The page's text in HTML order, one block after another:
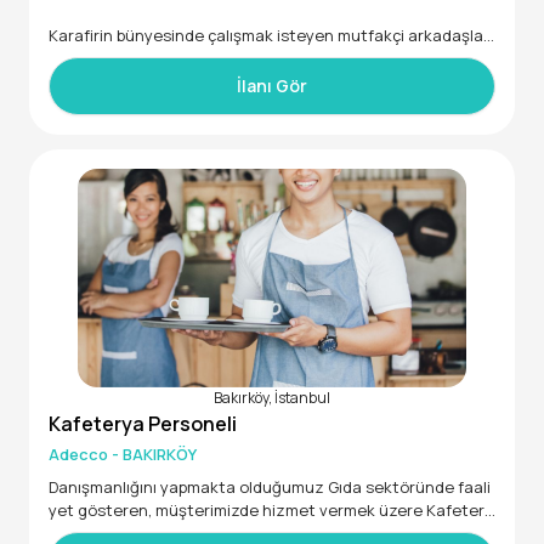
Karafirin bünyesinde çalışmak isteyen mutfakçi arkadaşlar
a ihtiyaç duymaktayız.
Mutfak tarafını bilen menemen omlet tost yumurta çeşitler
i gibi kahvaltı usulu tecrubesi olan yemek üzeri tecrubesi ol
Ayrıca sabah açma poğaça simit tarzı ürün pişirme işini bile
n personel ihtiyacımızda bulunmaktadır.
Genel şartlar telefonda ve yüz yüze aktarılacaktır.
Tecrübe 1 yıl ve üzeri
İlanı Gör
Bakırköy, İstanbul
Kafeterya Personeli
Adecco - BAKIRKÖY
Danışmanlığını yapmakta olduğumuz Gıda sektöründe faali
yet gösteren, müşterimizde hizmet vermek üzere Kafetery
a Görevlisi arıyoruz.